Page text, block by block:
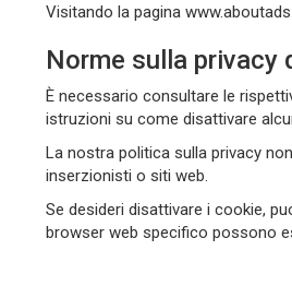
Visitando la pagina
Norme sulla privacy
È necessario consultare le
istruzioni su come disattivare
La nostra politica sulla privacy
inserzionisti o siti web.
Se desideri disattivare i cookie,
browser web specifico possono